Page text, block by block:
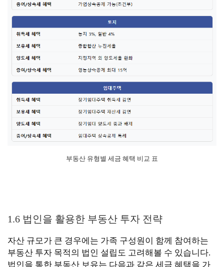
부동산 유형별 세금 혜택 비교 표
1.6 법인을 활용한 부동산 투자 전략
자산 규모가 큰 경우에는 가족 구성원이 함께 참여하는
부동산 투자 목적의 법인 설립도 고려해볼 수 있습니다.
법인을 통한 부동산 보유는 다음과 같은 세금 혜택을 가